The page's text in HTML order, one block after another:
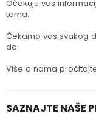
Očekuju vas
tema.
Čekamo vas svakog
da.
Više o nama
SAZNAJTE NAŠE